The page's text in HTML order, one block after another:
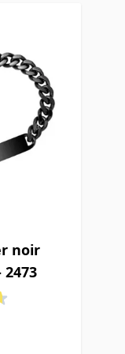
noir